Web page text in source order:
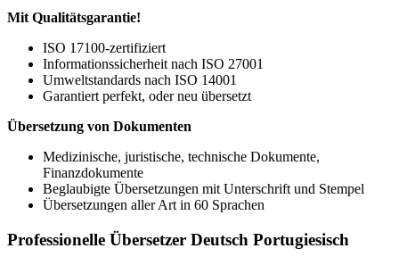
Mit Qualitätsgarantie!
ISO 17100-zertifiziert
Informationssicherheit nach ISO 27001
Umweltstandards nach ISO 14001
Garantiert perfekt, oder neu übersetzt
Übersetzung von Dokumenten
Medizinische, juristische, technische Dokumente,
Finanzdokumente
Beglaubigte Übersetzungen mit Unterschrift und Stempel
Übersetzungen aller Art in 60 Sprachen
Professionelle Übersetzer Deutsch Portugiesisch